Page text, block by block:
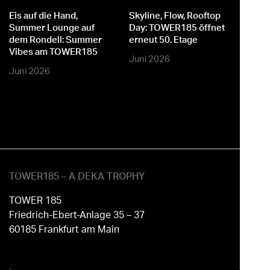
Eis auf die Hand,
Summer Lounge auf
dem Rondell: Summer
Vibes am TOWER185
Juni 2026
Skyline, Flow, Rooftop
Day: TOWER185 öffnet
erneut 50. Etage
Juni 2026
TOWER185 – A DEKA TROPHY
TOWER 185
Friedrich-Ebert-Anlage 35 – 37
60185 Frankfurt am Main